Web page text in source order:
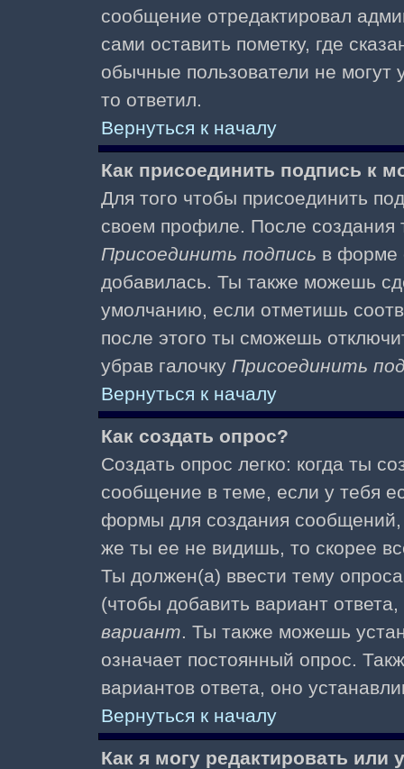
сообщение отредактировал
сами оставить пометку, где
обычные пользователи не могут
то ответил.
Вернуться к началу
Как присоединить подпись к
Для того чтобы присоединить
своем профиле. После создания
Присоединить подпись в форме
добавилась. Ты также можешь
умолчанию, если отметишь
после этого ты сможешь
убрав галочку Присоединить
Вернуться к началу
Как создать опрос?
Создать опрос легко: когда ты
сообщение в теме, если у тебя
формы для создания
же ты ее не видишь, то скорее
Ты должен(а) ввести тему
(чтобы добавить вариант
вариант. Ты также можешь
означает постоянный опрос.
вариантов ответа, оно
Вернуться к началу
Как я могу редактировать или